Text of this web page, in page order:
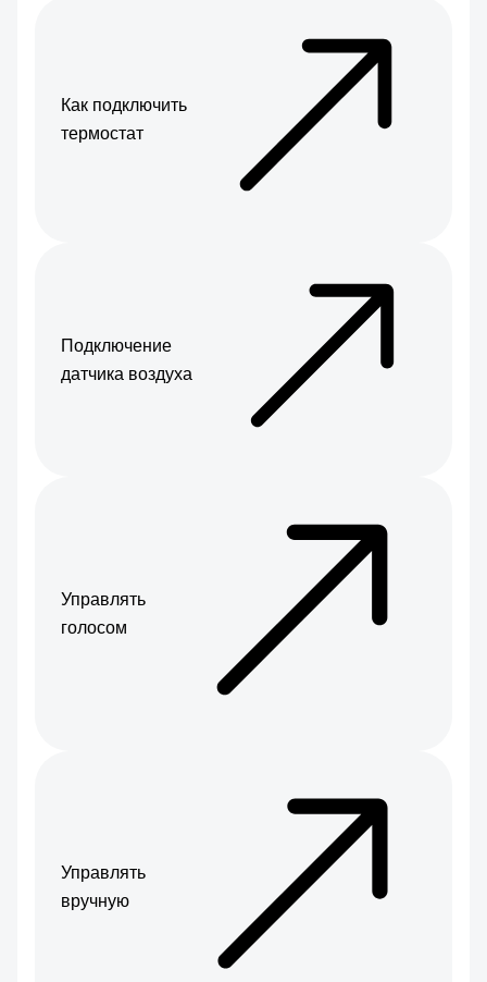
Как подключить
термостат
Подключение
датчика воздуха
Управлять
голосом
Управлять
вручную